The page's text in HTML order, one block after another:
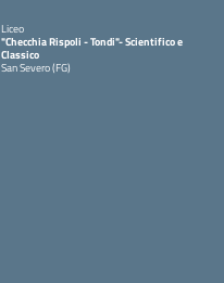
Liceo
"Checchia Rispoli - Tondi"- Scientifico e
Classico
San Severo (FG)